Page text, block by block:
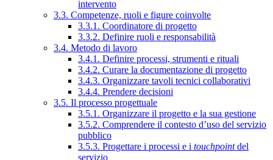
intervento
3.3. Competenze, ruoli e figure coinvolte
3.3.1. Coordinatore di progetto
3.3.2. Definire ruoli e responsabilità
3.4. Metodo di lavoro
3.4.1. Definire processi, strumenti e rituali
3.4.2. Curare la documentazione di progetto
3.4.3. Organizzare tavoli tecnici collaborativi
3.4.4. Prendere decisioni
3.5. Il processo progettuale
3.5.1. Organizzare il progetto e la sua gestione
3.5.2. Comprendere il contesto d’uso del servizio
pubblico
3.5.3. Progettare i processi e i touchpointdel
servizio